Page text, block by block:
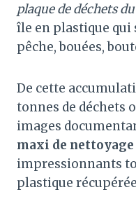
plaque de déchets
île en plastique qui
pêche, bouées,
De cette
tonnes de déchets
images
maxi de nettoyage
impressionnants
plastique